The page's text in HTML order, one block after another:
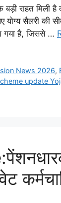
मिली है
योग्य सैलरी की
गया है, जिससे …
News 2026,
update